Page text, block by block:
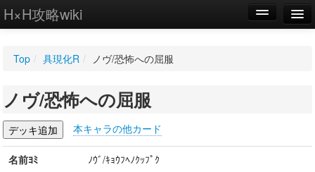
H×H攻略wiki
WIKI
設定
Top / 具現化R / ノヴ/恐怖への屈服
ノヴ/恐怖への屈服
本キャラの他カード
名前ﾖﾐ
ﾉｳﾞ/ｷｮｳﾌﾍﾉｸｯﾌﾟｸ